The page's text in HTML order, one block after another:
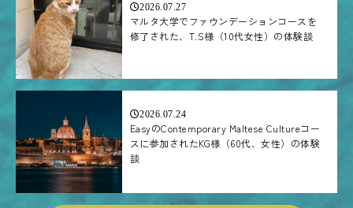
2026.07.27
マルタ大学でファウンデーションコースを
修了された、T.S様（10代女性）の体験談
2026.07.24
EasyのContemporary Maltese Cultureコー
スに参加されたKG様（60代、女性）の体験
談